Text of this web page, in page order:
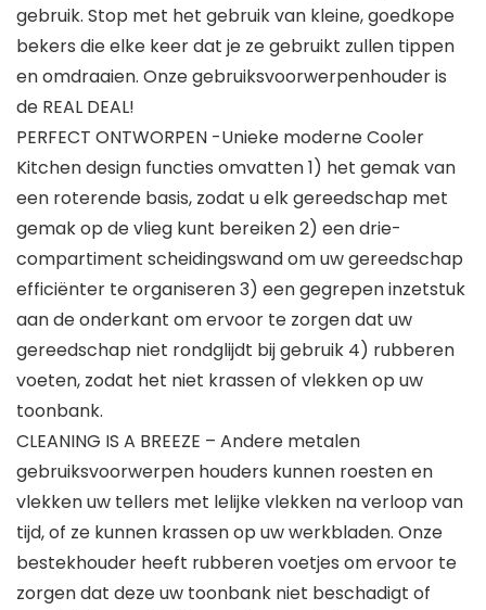
gebruik. Stop met het gebruik van kleine, goedkope
bekers die elke keer dat je ze gebruikt zullen tippen
en omdraaien. Onze gebruiksvoorwerpenhouder is
de REAL DEAL!
PERFECT ONTWORPEN -Unieke moderne Cooler
Kitchen design functies omvatten 1) het gemak van
een roterende basis, zodat u elk gereedschap met
gemak op de vlieg kunt bereiken 2) een drie-
compartiment scheidingswand om uw gereedschap
efficiënter te organiseren 3) een gegrepen inzetstuk
aan de onderkant om ervoor te zorgen dat uw
gereedschap niet rondglijdt bij gebruik 4) rubberen
voeten, zodat het niet krassen of vlekken op uw
toonbank.
CLEANING IS A BREEZE – Andere metalen
gebruiksvoorwerpen houders kunnen roesten en
vlekken uw tellers met lelijke vlekken na verloop van
tijd, of ze kunnen krassen op uw werkbladen. Onze
bestekhouder heeft rubberen voetjes om ervoor te
zorgen dat deze uw toonbank niet beschadigt of